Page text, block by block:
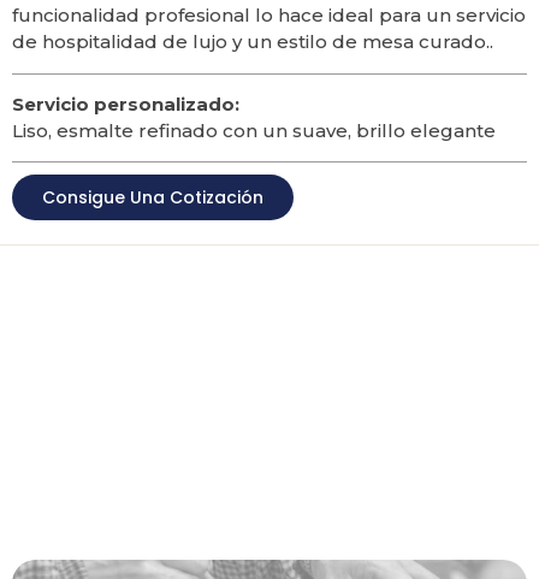
funcionalidad profesional lo hace ideal para un servicio
de hospitalidad de lujo y un estilo de mesa curado..
Servicio personalizado:
Liso, esmalte refinado con un suave, brillo elegante
Consigue Una Cotización